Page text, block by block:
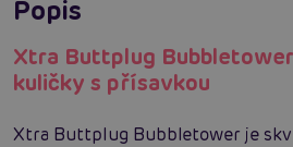
Popis
Xtra Buttplug
kuličky s přísavkou
Xtra Buttplug Bubbletower je